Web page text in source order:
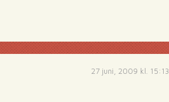
27 juni, 2009 kl. 15:13